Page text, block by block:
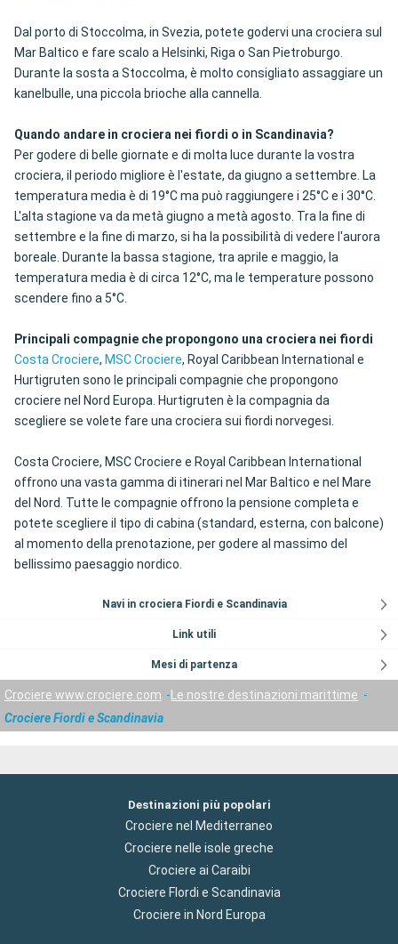
Dal porto di Stoccolma, in Svezia, potete godervi una crociera sul
Mar Baltico e fare scalo a Helsinki, Riga o San Pietroburgo.
Durante la sosta a Stoccolma, è molto consigliato assaggiare un
kanelbulle, una piccola brioche alla cannella.
Quando andare in crociera nei fiordi o in Scandinavia?
Per godere di belle giornate e di molta luce durante la vostra
crociera, il periodo migliore è l'estate, da giugno a settembre. La
temperatura media è di 19°C ma può raggiungere i 25°C e i 30°C.
L'alta stagione va da metà giugno a metà agosto. Tra la fine di
settembre e la fine di marzo, si ha la possibilità di vedere l'aurora
boreale. Durante la bassa stagione, tra aprile e maggio, la
temperatura media è di circa 12°C, ma le temperature possono
scendere fino a 5°C.
Principali compagnie che propongono una crociera nei fiordi
Costa Crociere, MSC Crociere, Royal Caribbean International e
Hurtigruten sono le principali compagnie che propongono
crociere nel Nord Europa. Hurtigruten è la compagnia da
scegliere se volete fare una crociera sui fiordi norvegesi.
Costa Crociere, MSC Crociere e Royal Caribbean International
offrono una vasta gamma di itinerari nel Mar Baltico e nel Mare
del Nord. Tutte le compagnie offrono la pensione completa e
potete scegliere il tipo di cabina (standard, esterna, con balcone)
al momento della prenotazione, per godere al massimo del
bellissimo paesaggio nordico.
Navi in crociera Fiordi e Scandinavia
Link utili
Mesi di partenza
Crociere www.crociere.com
Le nostre destinazioni marittime
Crociere Fiordi e Scandinavia
Destinazioni più popolari
Crociere nel Mediterraneo
Crociere nelle isole greche
Crociere ai Caraibi
Crociere Flordi e Scandinavia
Crociere in Nord Europa